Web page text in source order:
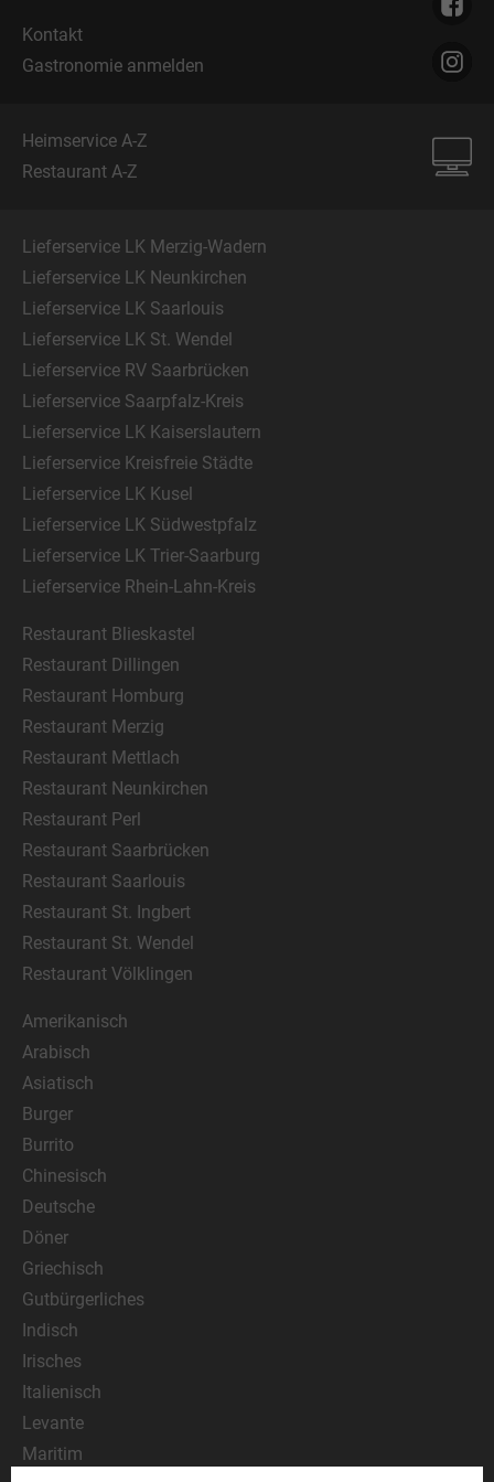
Kontakt
Gastronomie anmelden
Heimservice A-Z
Restaurant A-Z
Lieferservice LK Merzig-Wadern
Lieferservice LK Neunkirchen
Lieferservice LK Saarlouis
Lieferservice LK St. Wendel
Lieferservice RV Saarbrücken
Lieferservice Saarpfalz-Kreis
Lieferservice LK Kaiserslautern
Lieferservice Kreisfreie Städte
Lieferservice LK Kusel
Lieferservice LK Südwestpfalz
Lieferservice LK Trier-Saarburg
Lieferservice Rhein-Lahn-Kreis
Restaurant Blieskastel
Restaurant Dillingen
Restaurant Homburg
Restaurant Merzig
Restaurant Mettlach
Restaurant Neunkirchen
Restaurant Perl
Restaurant Saarbrücken
Restaurant Saarlouis
Restaurant St. Ingbert
Restaurant St. Wendel
Restaurant Völklingen
Amerikanisch
Arabisch
Asiatisch
Burger
Burrito
Chinesisch
Deutsche
Döner
Griechisch
Gutbürgerliches
Indisch
Irisches
Italienisch
Levante
Maritim